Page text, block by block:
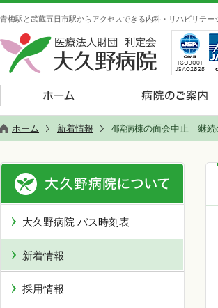
青梅駅と武蔵五日市駅からアクセスできる内科・リハビリテ
ホーム 新着情報 4階病棟の面会中止 継続
大久野病院 バス時刻表
新着情報
採用情報